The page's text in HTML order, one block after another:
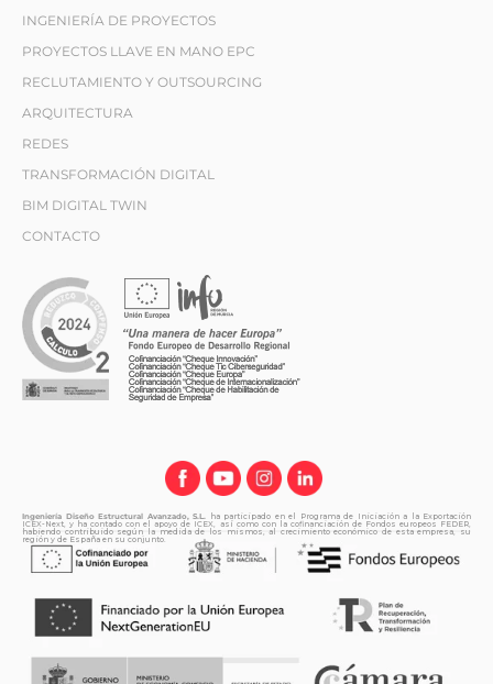
INGENIERÍA DE PROYECTOS
PROYECTOS LLAVE EN MANO EPC
RECLUTAMIENTO Y OUTSOURCING
ARQUITECTURA
REDES
TRANSFORMACIÓN DIGITAL
BIM DIGITAL TWIN
CONTACTO
Ingeniería Diseño Estructural Avanzado, S.L. ha participado en el Programa de Iniciación a la Exportación
ICEX-Next, y ha contado con el apoyo de ICEX, así como con la cofinanciación de Fondos europeos FEDER,
habiendo contribuido según la medida de los mismos, al crecimiento económico de esta empresa, su
región y de España en su conjunto.